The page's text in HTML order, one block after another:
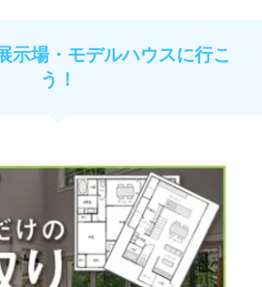
示場・モデルハウスに行こ
う！